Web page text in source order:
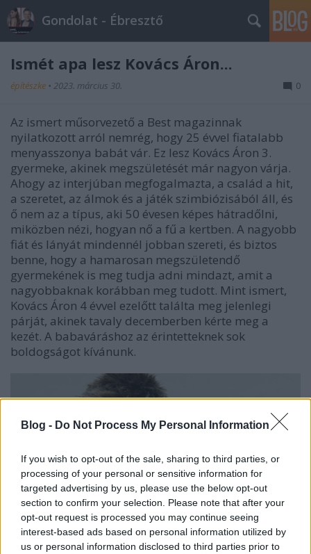
Blog - Do Not Process My Personal Information
If you wish to opt-out of the sale, sharing to third parties, or
processing of your personal or sensitive information for
targeted advertising by us, please use the below opt-out
section to confirm your selection. Please note that after your
opt-out request is processed you may continue seeing
interest-based ads based on personal information utilized by
us or personal information disclosed to third parties prior to
Gondolat - Ébresztő
Ismét apa lesz Kovács Áron...
építészke • 2023. március 30. 0
Az ismert műsorvezető a Best magazinnak
nyilatkozott arról nemrég, hogy 25 évvel fiatalabb
menyasszonya babát vár. Ez lesz Kovács Áron 3.
gyermeke, akinek megszületését már nagyon várja.
Ahogy az interjúban megfogalmazta, a család a hit,
a szeretet, az álmok és a játék szimbiózisából áll, és
ő nem az a típus, aki 50 évesen képes hátradőlni,
miközben nézi, hogyan nő a fű a kertben. A nagyobb
fiát és lányát mindennél jobban szereti, és biztos
benne, hogy a hamarosan megszületendő
gyermekének is meg tudja adni mindazt, amit a
nagyobbaknak korábban meg tudott. Mint ismert,
Kovács Áron 4 évvel ezelőtt találta meg jelenlegi
párját, akinek tavaly decemberben kérte meg a
kezét. A babaváráshoz az érintetteknek sok
boldogságot kívánunk.